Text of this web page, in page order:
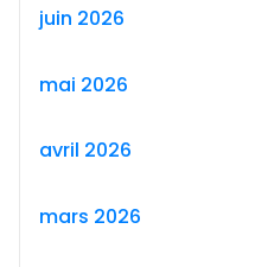
juin 2026
mai 2026
avril 2026
mars 2026